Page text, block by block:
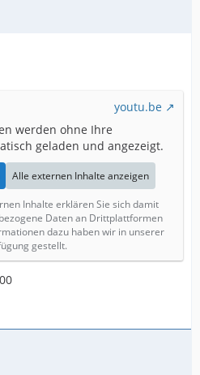
youtu.be
werden ohne Ihre
geladen und angezeigt.
Alle externen Inhalte anzeigen
Inhalte erklären Sie sich damit
Daten an Drittplattformen
dazu haben wir in unserer
gestellt.